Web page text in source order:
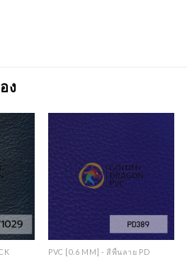
ง
to
Add to
PVC [0.6 MM] - สีพื้นลาย PD